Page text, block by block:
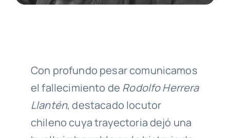
Con profundo pesar comunicamos
el fallecimiento de Rodolfo Herrera
Llantén, destacado locutor
chileno cuya trayectoria dejó una